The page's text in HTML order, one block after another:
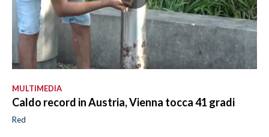
MULTIMEDIA
Caldo record in Austria, Vienna tocca 41 gradi
Red